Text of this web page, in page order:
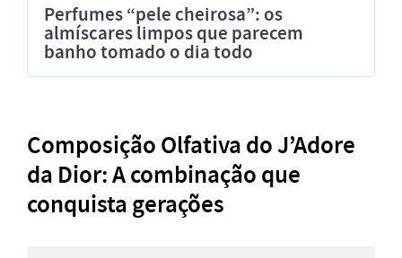
Perfumes “pele cheirosa”: os
almíscares limpos que parecem
banho tomado o dia todo
Composição Olfativa do J’Adore
da Dior: A combinação que
conquista gerações